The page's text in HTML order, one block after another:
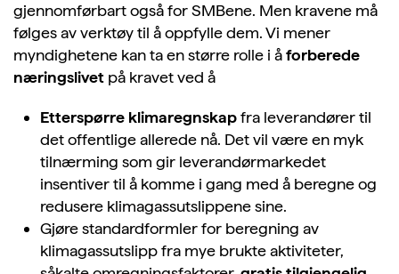
gjennomførbart også for SMBene. Men kravene må
følges av verktøy til å oppfylle dem. Vi mener
myndighetene kan ta en større rolle i åforberede
næringslivet på kravet ved å
Etterspørre klimaregnskapfra leverandører til
det offentlige allerede nå. Det vil være en myk
tilnærming som gir leverandørmarkedet
insentiver til å komme i gang med å beregne og
redusere klimagassutslippene sine.
Gjøre standardformler for beregning av
klimagassutslipp fra mye brukte aktiviteter,